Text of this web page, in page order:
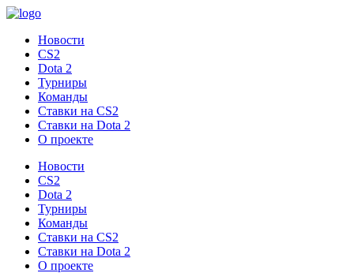
Новости
CS2
Dota 2
Турниры
Команды
Ставки на CS2
Ставки на Dota 2
О проекте
Новости
CS2
Dota 2
Турниры
Команды
Ставки на CS2
Ставки на Dota 2
О проекте